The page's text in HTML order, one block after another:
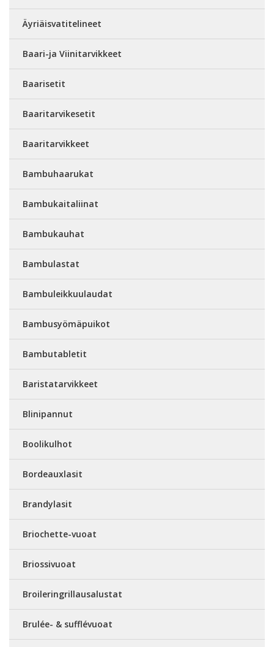
Äyriäisvatitelineet
Baari-ja Viinitarvikkeet
Baarisetit
Baaritarvikesetit
Baaritarvikkeet
Bambuhaarukat
Bambukaitaliinat
Bambukauhat
Bambulastat
Bambuleikkuulaudat
Bambusyömäpuikot
Bambutabletit
Baristatarvikkeet
Blinipannut
Boolikulhot
Bordeauxlasit
Brandylasit
Briochette-vuoat
Briossivuoat
Broileringrillausalustat
Brulée- & sufflévuoat